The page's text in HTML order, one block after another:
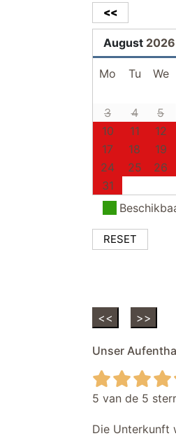
<<
August 2026
Mo Tu We
3
4 5
10
11 12
17
18 19
24
25 26
31
RESET
<<
Unser
5 van de 5
Die Unterkunft
>>